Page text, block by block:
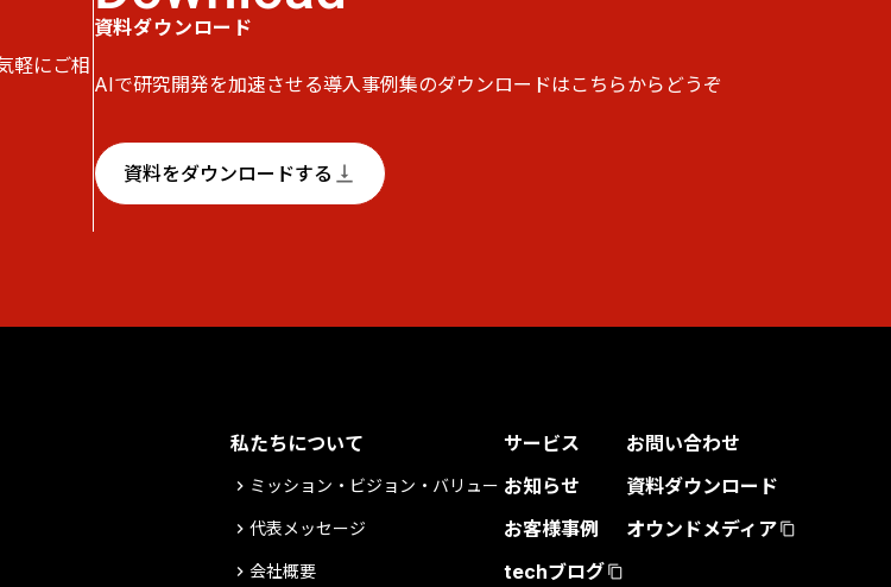
軽にご相
資料ダウンロード
AIで研究開発を加速させる導入事例集のダウンロードはこちらからどうぞ
資料をダウンロードする vertical_align_bottom
私たちについて
keyboard_arrow_right ミッション・ビジョン・バリュー
keyboard_arrow_right 代表メッセージ
keyboard_arrow_right 会社概要
サービス
お知らせ
お客様事例
techブログ content_copy
お問い合わせ
資料ダウンロード
オウンドメディア content_copy